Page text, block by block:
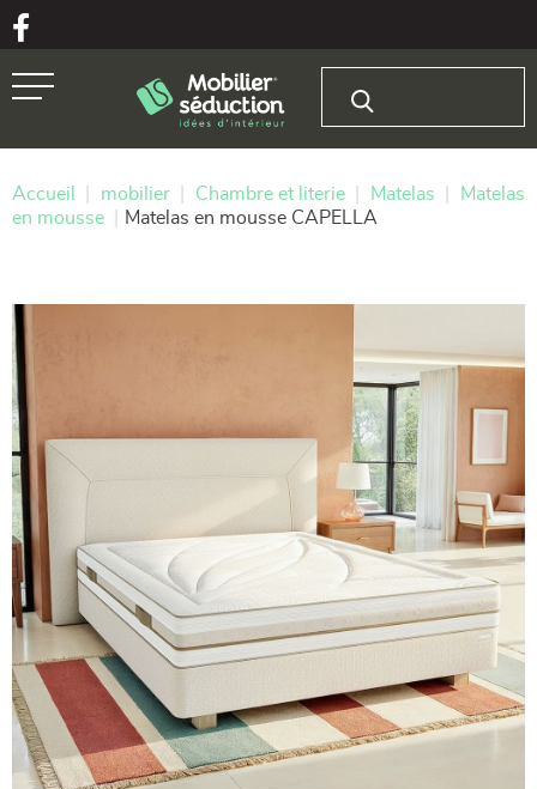
Aller au texte
Aller au menu
Accueil mobilier Chambre et literie Matelas
Matelas
en mousse
Matelas en mousse CAPELLA